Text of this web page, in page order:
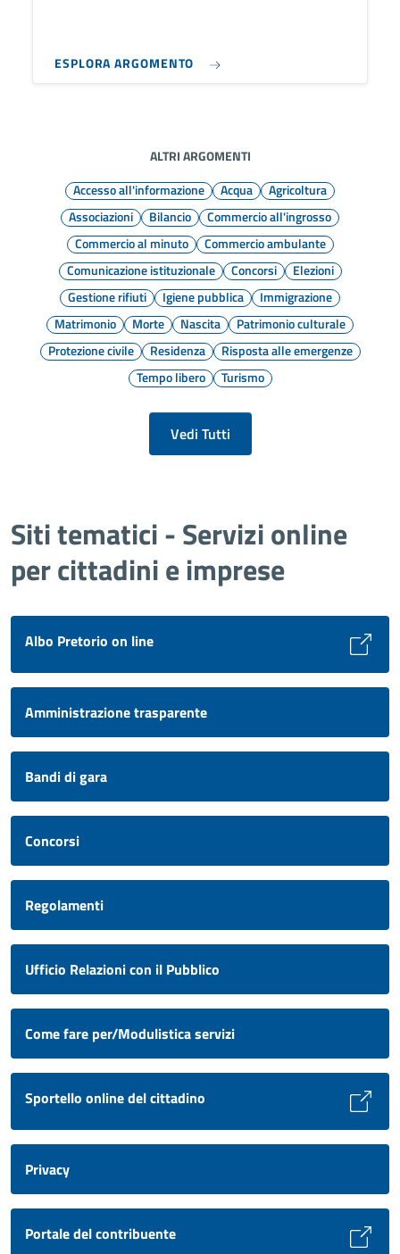
ESPLORA ARGOMENTO
ALTRI ARGOMENTI
Accesso all'informazione
Acqua
Agricoltura
Associazioni
Bilancio
Commercio all'ingrosso
Commercio al minuto
Commercio ambulante
Comunicazione istituzionale
Concorsi
Elezioni
Gestione rifiuti
Igiene pubblica
Immigrazione
Matrimonio
Morte Nascita
Patrimonio culturale
Protezione civile
Residenza
Risposta alle emergenze
Tempo libero
Turismo
Vedi Tutti
Siti tematici - Servizi online
per cittadini e imprese
Albo Pretorio on line
Amministrazione trasparente
Bandi di gara
Concorsi
Regolamenti
Ufficio Relazioni con il Pubblico
Come fare per/Modulistica servizi
Sportello online del cittadino
Privacy
Portale del contribuente